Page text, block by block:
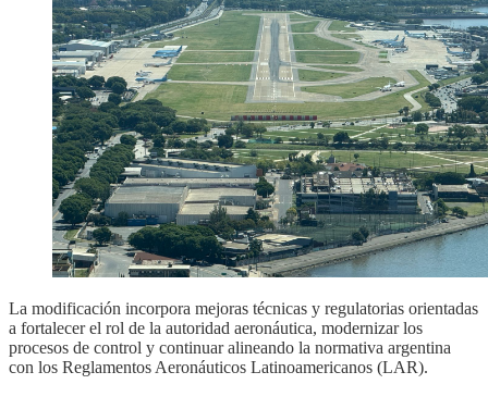
La modificación incorpora mejoras técnicas y regulatorias orientadas
a fortalecer el rol de la autoridad aeronáutica, modernizar los
procesos de control y continuar alineando la normativa argentina
con los Reglamentos Aeronáuticos Latinoamericanos (LAR).